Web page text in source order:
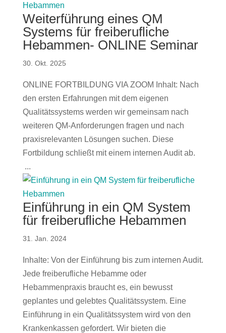
Weiterführung eines QM
Systems für freiberufliche
Hebammen- ONLINE Seminar
30. Okt. 2025
ONLINE FORTBILDUNG VIA ZOOM Inhalt: Nach
den ersten Erfahrungen mit dem eigenen
Qualitätssystems werden wir gemeinsam nach
weiteren QM-Anforderungen fragen und nach
praxisrelevanten Lösungen suchen. Diese
Fortbildung schließt mit einem internen Audit ab.
...
Einführung in ein QM System
für freiberufliche Hebammen
31. Jan. 2024
Inhalte: Von der Einführung bis zum internen Audit.
Jede freiberufliche Hebamme oder
Hebammenpraxis braucht es, ein bewusst
geplantes und gelebtes Qualitätssystem. Eine
Einführung in ein Qualitätssystem wird von den
Krankenkassen gefordert. Wir bieten die